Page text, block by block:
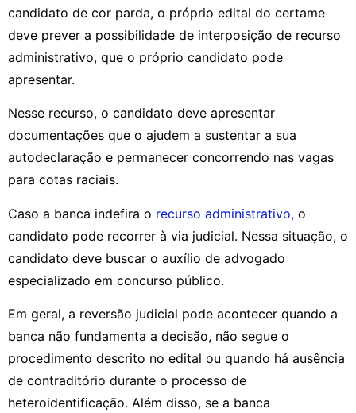
candidato de cor parda, o próprio edital do certame
deve prever a possibilidade de interposição de recurso
administrativo, que o próprio candidato pode
apresentar.
Nesse recurso, o candidato deve apresentar
documentações que o ajudem a sustentar a sua
autodeclaração e permanecer concorrendo nas vagas
para cotas raciais.
Caso a banca indefira o recurso administrativo, o
candidato pode recorrer à via judicial. Nessa situação, o
candidato deve buscar o auxílio de advogado
especializado em concurso público.
Em geral, a reversão judicial pode acontecer quando a
banca não fundamenta a decisão, não segue o
procedimento descrito no edital ou quando há ausência
de contraditório durante o processo de
heteroidentificação. Além disso, se a banca